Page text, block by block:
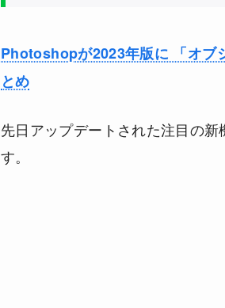
Photoshopが2023年版に 「オブ
とめ
先日アップデートされた注目の
す。